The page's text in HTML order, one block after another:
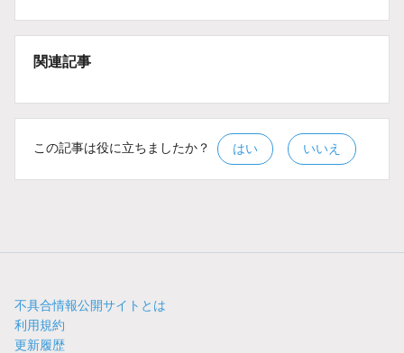
関連記事
この記事は役に立ちましたか？ はい いいえ
不具合情報公開サイトとは
利用規約
更新履歴